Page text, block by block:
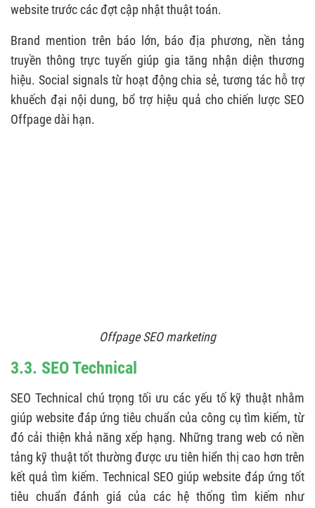
website trước các đợt cập nhật thuật toán.
Brand mention trên báo lớn, báo địa phương, nền tảng
truyền thông trực tuyến giúp gia tăng nhận diện thương
hiệu. Social signals từ hoạt động chia sẻ, tương tác hỗ trợ
khuếch đại nội dung, bổ trợ hiệu quả cho chiến lược SEO
Offpage dài hạn.
Offpage SEO marketing
3.3. SEO Technical
SEO Technical chú trọng tối ưu các yếu tố kỹ thuật nhằm
giúp website đáp ứng tiêu chuẩn của công cụ tìm kiếm, từ
đó cải thiện khả năng xếp hạng. Những trang web có nền
tảng kỹ thuật tốt thường được ưu tiên hiển thị cao hơn trên
kết quả tìm kiếm. Technical SEO giúp website đáp ứng tốt
tiêu chuẩn đánh giá của các hệ thống tìm kiếm như